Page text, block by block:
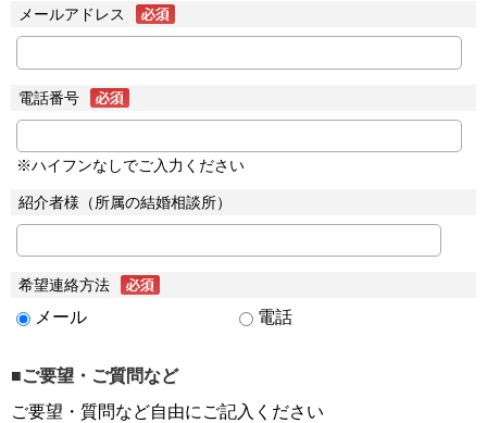
メールアドレス
電話番号
※ハイフンなしでご入力ください
紹介者様（所属の結婚相談所）
希望連絡方法
メール 電話
■ご要望・ご質問など
ご要望・質問など自由にご記入ください